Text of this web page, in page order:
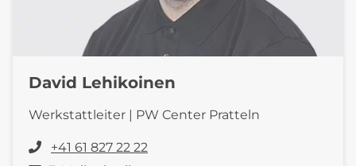
David Lehikoinen
Werkstattleiter | PW Center Pratteln
+41 61 827 22 22